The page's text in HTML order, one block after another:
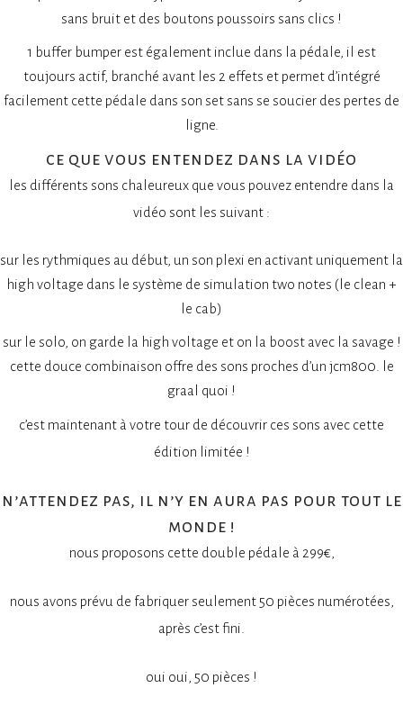
sans bruit et des boutons poussoirs sans clics !
1 buffer bumper est également inclue dans la pédale, il est
toujours actif, branché avant les 2 effets et permet d’intégré
facilement cette pédale dans son set sans se soucier des pertes de
ligne.
ce que vous entendez dans la vidéo
les différents sons chaleureux que vous pouvez entendre dans la
vidéo sont les suivant :
sur les rythmiques au début, un son plexi en activant uniquement la
high voltage dans le système de simulation two notes (le clean +
le cab)
sur le solo, on garde la high voltage et on la boost avec la savage !
cette douce combinaison offre des sons proches d’un jcm800. le
graal quoi !
c’est maintenant à votre tour de découvrir ces sons avec cette
édition limitée !
n’attendez pas, il n’y en aura pas pour tout le
monde !
nous proposons cette double pédale à 299€,
nous avons prévu de fabriquer seulement 50 pièces numérotées,
après c’est fini.
oui oui, 50 pièces !